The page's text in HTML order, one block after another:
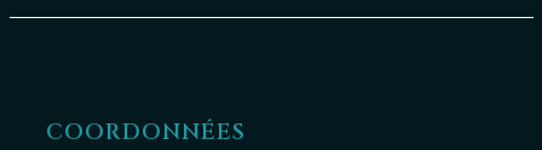
COORDONNÉES